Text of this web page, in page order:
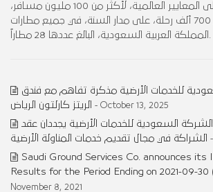
خدماتها، حسب أعلى المعايير العالمية، لأكثر من 100 مليون مسافر،
على متن حوالي 700 ألف رحلة، على مدار السنة، في جميع مطارات
للخدمات الأرضية مذكرة تفاهم مع فندق
الريتز كارلتون الرياض
- October 13, 2025
السعودية للخدمات الأرضية يجددان عقد
الشراكة في مجال تقديم خدمات المناولة الأرضية
Saudi Ground Services Co. announces its
Results for the Period Ending on 2021-09-
November 8, 2021